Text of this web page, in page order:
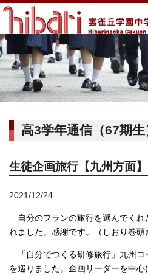
高3学年通信（67期生
生徒企画旅行【九州方面】
2021/12/24
自分のプランの旅行を選んでくれ
れました。感謝です。（しおり巻頭
「自分でつくる研修旅行」九州
を巡りました。企画リーダーを中